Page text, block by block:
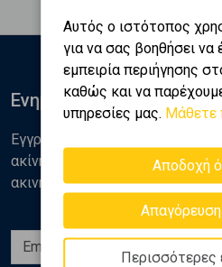
Αυτός ο ιστότοπος
για να σας βοηθήσει να
εμπειρία περιήγησης
καθώς και να
υπηρεσίες μας. Μάθετε
Αποδοχή
Περισσότερες
Ενημερωθείτε
Εγγραφείτε στο newsletter της
ακίνητα, αναλύσεις και
ακινήτων